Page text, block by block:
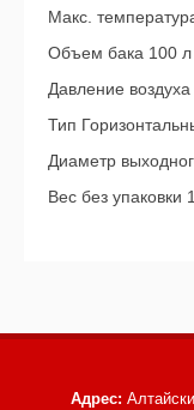
Макс.
Объем бака 100 л
Давление
Тип
Диаметр
Вес без упаковки
Адрес: